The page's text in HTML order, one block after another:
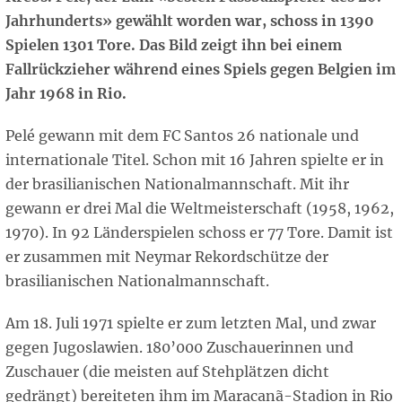
Jahrhunderts» gewählt worden war, schoss in 1390
Spielen 1301 Tore. Das Bild zeigt ihn bei einem
Fallrückzieher während eines Spiels gegen Belgien im
Jahr 1968 in Rio.
Pelé gewann mit dem FC Santos 26 nationale und
internationale Titel. Schon mit 16 Jahren spielte er in
der brasilianischen Nationalmannschaft. Mit ihr
gewann er drei Mal die Weltmeisterschaft (1958, 1962,
1970). In 92 Länderspielen schoss er 77 Tore. Damit ist
er zusammen mit Neymar Rekordschütze der
brasilianischen Nationalmannschaft.
Am 18. Juli 1971 spielte er zum letzten Mal, und zwar
gegen Jugoslawien. 180’000 Zuschauerinnen und
Zuschauer (die meisten auf Stehplätzen dicht
gedrängt) bereiteten ihm im Maracanã-Stadion in Rio